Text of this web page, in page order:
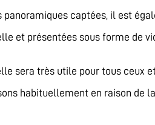
captées, il est
et présentées sous forme de
sera très utile pour tous ceux
habituellement en raison de